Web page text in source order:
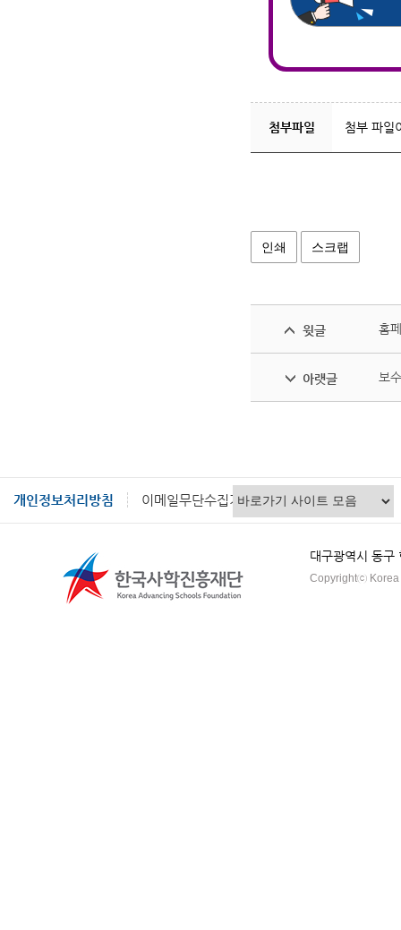
첨부파일 첨부 파일
인쇄 스크랩
윗글 홈
아랫글 보
개인정보처리방침 이메일무단수집거부
대구광역시 동
Copyrightⓒ Korea